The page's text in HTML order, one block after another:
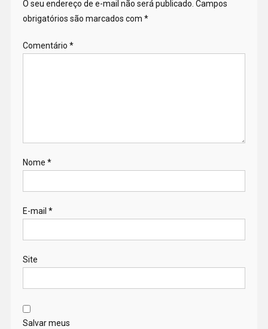
O seu endereço de e-mail não será publicado. Campos
obrigatórios são marcados com *
Comentário *
Nome *
E-mail *
Site
Salvar meus